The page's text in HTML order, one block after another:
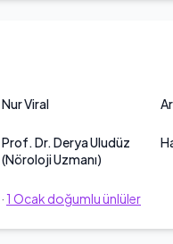
Nur Viral
Prof. Dr. Derya Uludüz
(Nöroloji Uzmanı)
· 1 Ocak doğumlu ünlüler